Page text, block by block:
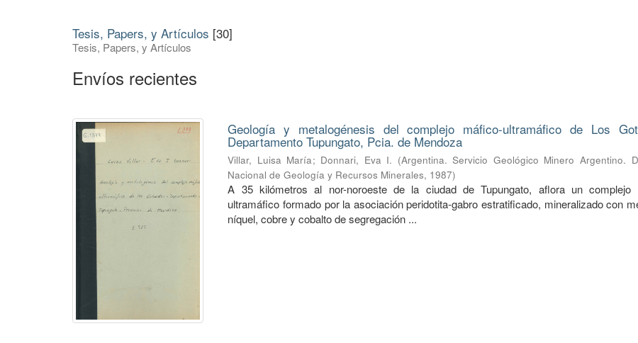
Tesis, Papers, y Artículos [30]
Tesis, Papers, y Artículos
Envíos recientes
Geología y metalogénesis del complejo máfico-ultramáfico de Los
Departamento Tupungato, Pcia. de Mendoza
Villar, Luisa María; Donnari, Eva I. (Argentina. Servicio Geológico Minero Argentino.
Nacional de Geología y Recursos Minerales, 1987)
A 35 kilómetros al nor-noroeste de la ciudad de Tupungato, aflora un complejo
ultramáfico formado por la asociación peridotita-gabro estratificado, mineralizado con
níquel, cobre y cobalto de segregación ...